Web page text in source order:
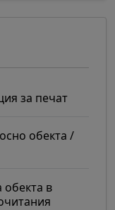
за печат
обекта /
обекта в